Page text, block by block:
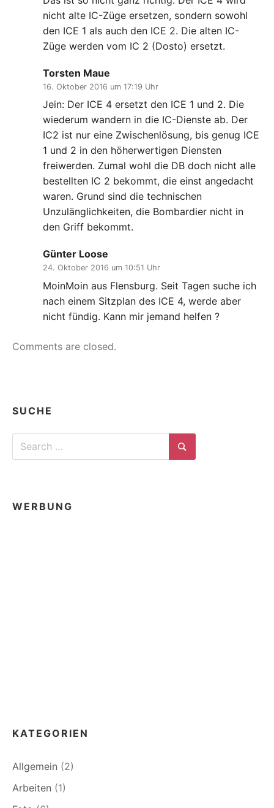
nicht alte IC-Züge ersetzen, sondern sowohl
den ICE 1 als auch den ICE 2. Die alten IC-
Züge werden vom IC 2 (Dosto) ersetzt.
Torsten Maue
16. Oktober 2016 um 17:19 Uhr
Jein: Der ICE 4 ersetzt den ICE 1 und 2. Die
wiederum wandern in die IC-Dienste ab. Der
IC2 ist nur eine Zwischenlösung, bis genug ICE
1 und 2 in den höherwertigen Diensten
freiwerden. Zumal wohl die DB doch nicht alle
bestellten IC 2 bekommt, die einst angedacht
waren. Grund sind die technischen
Unzulänglichkeiten, die Bombardier nicht in
den Griff bekommt.
Günter Loose
24. Oktober 2016 um 10:51 Uhr
MoinMoin aus Flensburg. Seit Tagen suche ich
nach einem Sitzplan des ICE 4, werde aber
nicht fündig. Kann mir jemand helfen ?
Comments are closed.
SUCHE
Search
Search
WERBUNG
KATEGORIEN
Allgemein (2)
Arbeiten (1)